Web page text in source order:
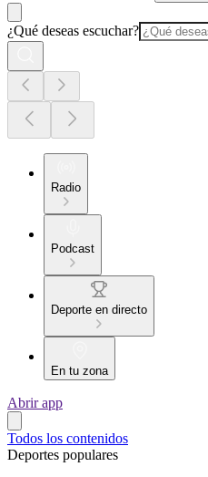
¿Qué deseas escuchar?
Radio
Podcast
Deporte en directo
En tu zona
Abrir app
Todos los contenidos
Deportes populares